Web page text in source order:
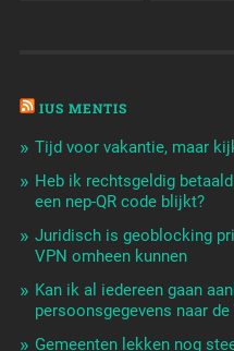
IUS MENTIS
Tijd voor vakantie, maar
Heb ik rechtsgeldig
een nep-QR code blijkt?
Juridisch is geoblocking
VPN omheen kunnen
Kan ik al iedereen gaan
persoonsgegevens naar de
Gemeenten lekken nog